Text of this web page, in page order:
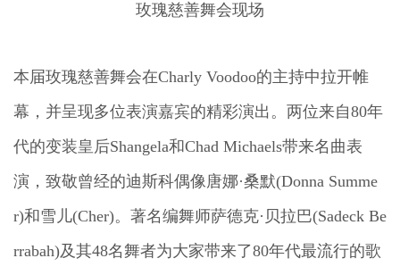
玫瑰慈善舞会现场
本届玫瑰慈善舞会在Charly Voodoo的主持中拉开帷
幕，并呈现多位表演嘉宾的精彩演出。两位来自80年
代的变装皇后Shangela和Chad Michaels带来名曲表
演，致敬曾经的迪斯科偶像唐娜·桑默(Donna Summe
r)和雪儿(Cher)。著名编舞师萨德克·贝拉巴(Sadeck Be
rrabah)及其48名舞者为大家带来了80年代最流行的歌